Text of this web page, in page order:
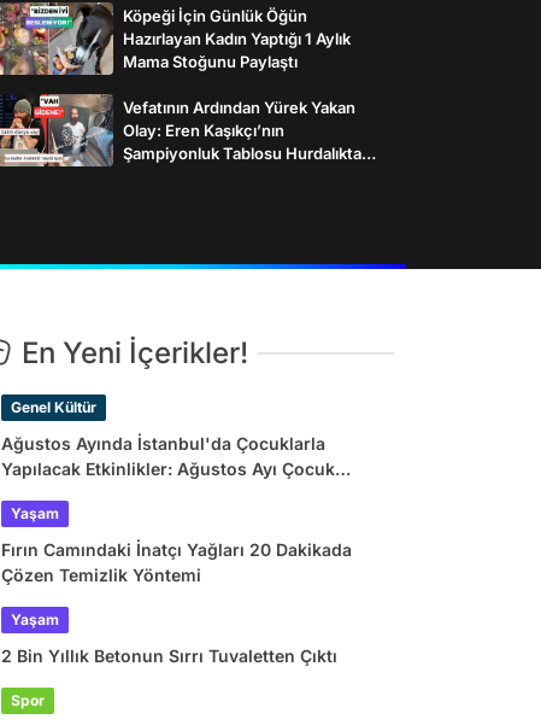
Köpeği İçin Günlük Öğün
Hazırlayan Kadın Yaptığı 1 Aylık
Mama Stoğunu Paylaştı
Vefatının Ardından Yürek Yakan
Olay: Eren Kaşıkçı’nın
Şampiyonluk Tablosu Hurdalıkta
En Yeni İçerikler!
Genel Kültür
Ağustos Ayında İstanbul'da Çocuklarla
Yapılacak Etkinlikler: Ağustos Ayı Çocuk
Yaşam
Fırın Camındaki İnatçı Yağları 20 Dakikada
Çözen Temizlik Yöntemi
Yaşam
2 Bin Yıllık Betonun Sırrı Tuvaletten Çıktı
Spor